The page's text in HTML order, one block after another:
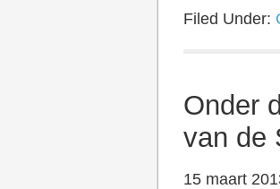
Filed Under:
Onder
van de
15 maart